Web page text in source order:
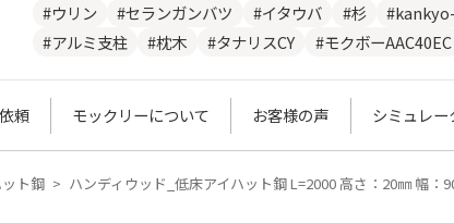
#ウリン #セランガンバツ #イタウバ #杉
#アルミ支柱
#枕木 #タナリスCY #モクボーAAC40EC
頼 モックリーについて お客様の声 シミュレー
ト鋼 ハンディウッド_低床アイハット鋼 L=2000 高さ：20㎜ 幅